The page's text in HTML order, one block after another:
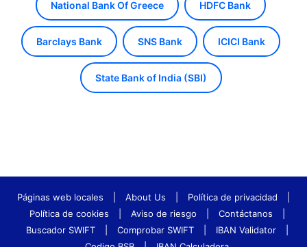
National Bank Of Greece HDFC Bank
Barclays Bank SNS Bank ICICI Bank
State Bank of India (SBI)
Páginas web locales About Us Política de privacidad
Política de cookies
Aviso de riesgo Contáctanos
Buscador SWIFT
Comprobar SWIFT IBAN Validator